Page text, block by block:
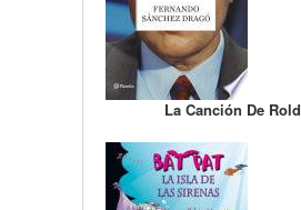
La Canción De